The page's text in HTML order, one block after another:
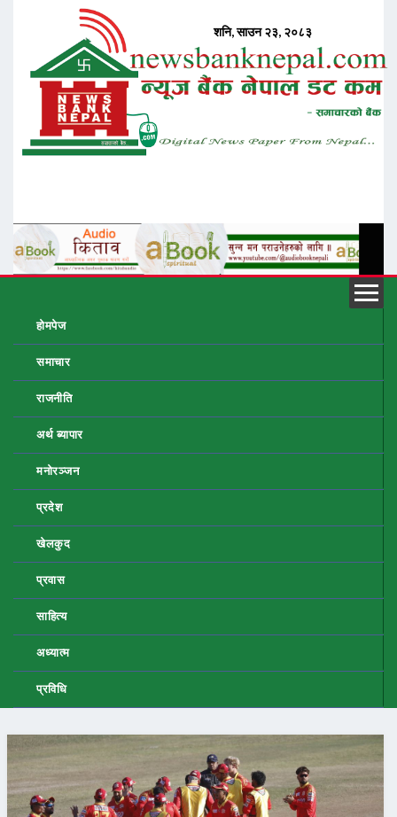
होमपेज
समाचार
राजनीति
अर्थ ब्यापार
मनोरञ्जन
प्रदेश
खेलकुद
प्रवास
साहित्य
अध्यात्म
प्रविधि